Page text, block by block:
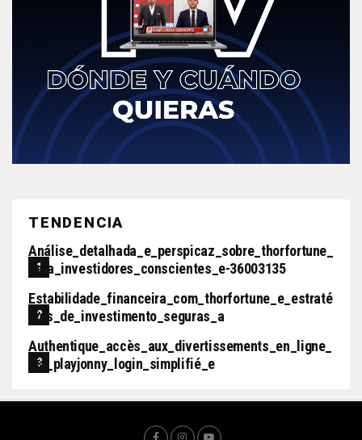
TENDENCIA
Análise_detalhada_e_perspicaz_sobre_thorfortune_
Para_investidores_conscientes_e-36003135
Estabilidade_financeira_com_thorfortune_e_estraté
Gias_de_investimento_seguras_a
Authentique_accès_aux_divertissements_en_ligne_
Via_playjonny_login_simplifié_e